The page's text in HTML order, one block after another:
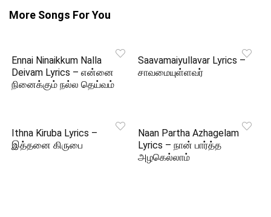
More Songs For You
Ennai Ninaikkum Nalla
Deivam Lyrics – என்னை
நினைக்கும் நல்ல தெய்வம்
Saavamaiyullavar Lyrics –
சாவமையுள்ளவர்
Ithna Kiruba Lyrics –
இத்தனை கிருபை
Naan Partha Azhagelam
Lyrics – நான் பார்த்த
அழகெல்லாம்